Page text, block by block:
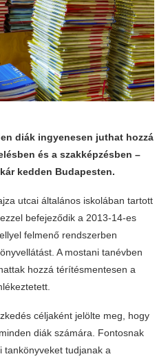
diák ingyenesen juthat hozzá
és a szakképzésben –
kedden Budapesten.
utcai általános iskolában tartott
befejeződik a 2013-14-es
felmenő rendszerben
A mostani tanévben
hozzá térítésmentesen a
céljaként jelölte meg, hogy
diák számára. Fontosnak
tankönyveket tudjanak a